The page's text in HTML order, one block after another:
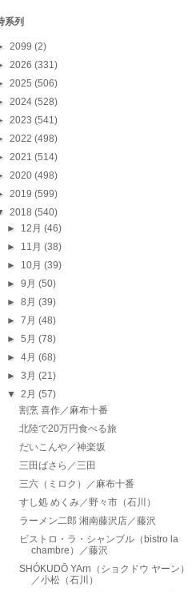
系列
2099 (2)
2026 (331)
2025 (506)
2024 (528)
2023 (541)
2022 (498)
2021 (514)
2020 (498)
2019 (599)
2018 (540)
► 12月(46)
► 11月(38)
► 10月(39)
►9月(50)
►8月(39)
►7月(48)
►5月(78)
►4月(68)
►3月(21)
▼2月(57)
割烹 喜作／麻布十番
北陸で20万円食べる旅
だいこんや／神楽坂
三田ばさら／三田
三六（ミロク）／麻布十番
すし処 めくみ／野々市（石川）
ラーメン二郎 湘南藤沢店／藤沢
ビストロ・ラ・シャンブル（bistro la
chambre）／藤沢
SHÓKUDŌ YArn（ショクドウ ヤーン）
／小松（石川）